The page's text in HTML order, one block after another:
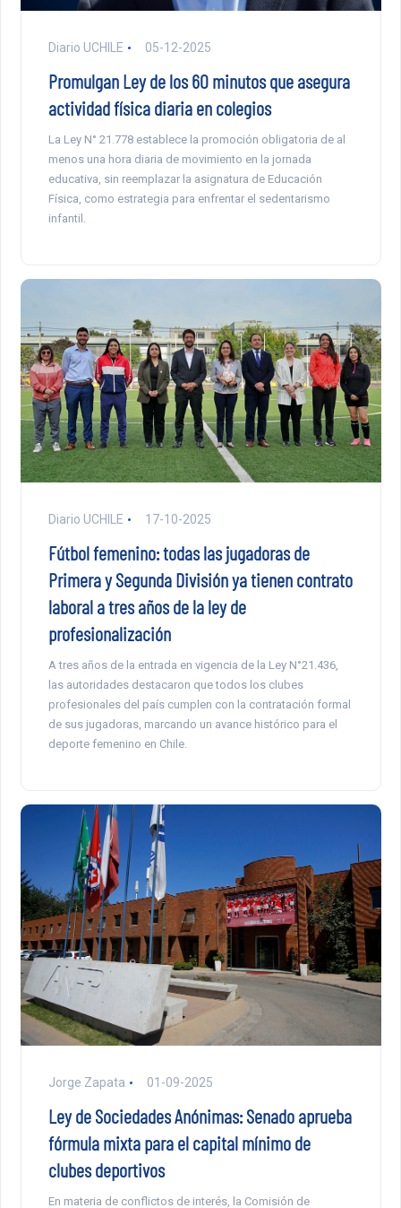
Diario UCHILE 05-12-2025
Promulgan Ley de los 60 minutos que asegura
actividad física diaria en colegios
La Ley N° 21.778 establece la promoción obligatoria de al
menos una hora diaria de movimiento en la jornada
educativa, sin reemplazar la asignatura de Educación
Física, como estrategia para enfrentar el sedentarismo
infantil.
Diario UCHILE 17-10-2025
Fútbol femenino: todas las jugadoras de
Primera y Segunda División ya tienen contrato
laboral a tres años de la ley de
profesionalización
A tres años de la entrada en vigencia de la Ley N°21.436,
las autoridades destacaron que todos los clubes
profesionales del país cumplen con la contratación formal
de sus jugadoras, marcando un avance histórico para el
deporte femenino en Chile.
Jorge Zapata 01-09-2025
Ley de Sociedades Anónimas: Senado aprueba
fórmula mixta para el capital mínimo de
clubes deportivos
En materia de conflictos de interés, la Comisión de